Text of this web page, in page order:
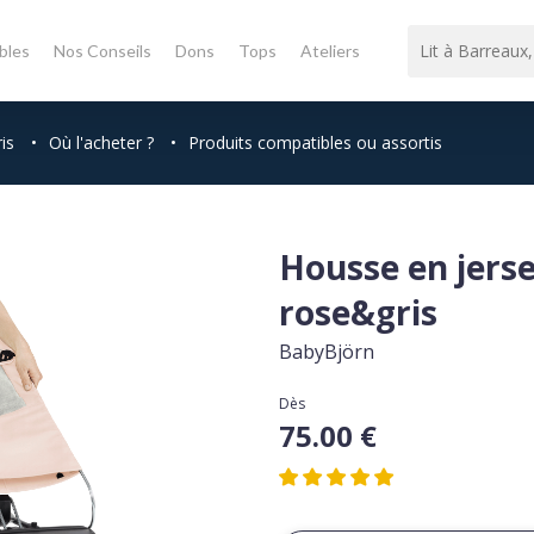
Nos Conseils Dons Tops Ateliers
• Où l'acheter ? • Produits compatibles ou assortis
Housse en
rose&gris
BabyBjörn
Dès
75.00 €